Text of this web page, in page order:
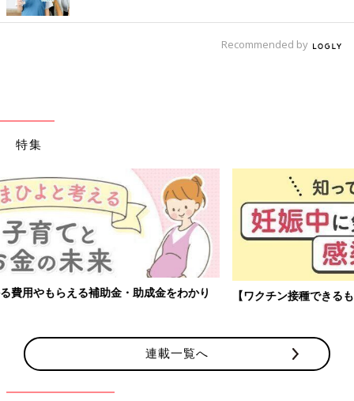
Recommended by
特集
【ワクチン接種できるものも】妊婦の感染症対策、知っておいて！
連載一覧へ